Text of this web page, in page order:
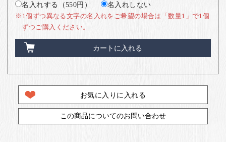
名入れする（550円） 名入れしない
※1個ずつ異なる文字の名入れをご希望の場合は「数量1」で1個
ずつご購入ください。
カートに入れる
お気に入りに入れる
この商品についてのお問い合わせ